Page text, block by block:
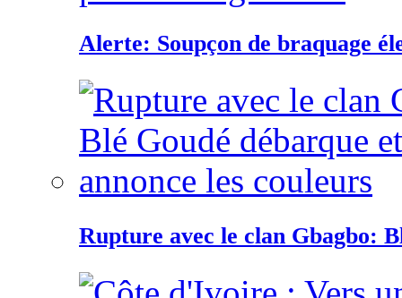
Alerte: Soupçon de braquage
Rupture avec le clan Gbagbo: